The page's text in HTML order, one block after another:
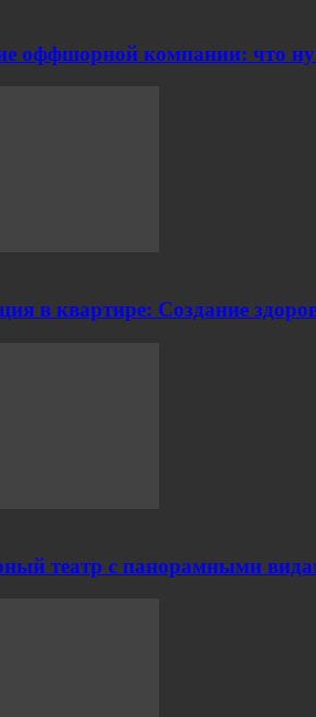
оффшорной компании: что
в квартире: Создание
театр с панорамными